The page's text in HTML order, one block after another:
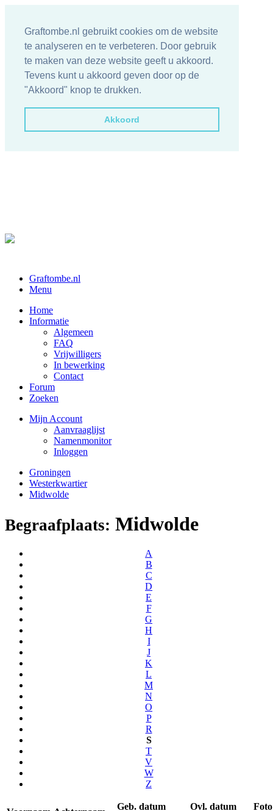
Graftombe.nl gebruikt cookies om de website
te analyseren en te verbeteren. Door gebruik
te maken van deze website geeft u akkoord.
Tevens kunt u akkoord geven door op de
"Akkoord" knop te drukken.
Akkoord
Graftombe.nl
Menu
Home
Informatie
Algemeen
FAQ
Vrijwilligers
In bewerking
Contact
Forum
Zoeken
Mijn Account
Aanvraaglijst
Namenmonitor
Inloggen
Groningen
Westerkwartier
Midwolde
Begraafplaats: Midwolde
A
B
C
D
E
F
G
H
I
J
K
L
M
N
O
P
R
S
T
V
W
Z
Geb. datum
Ovl. datum
Foto